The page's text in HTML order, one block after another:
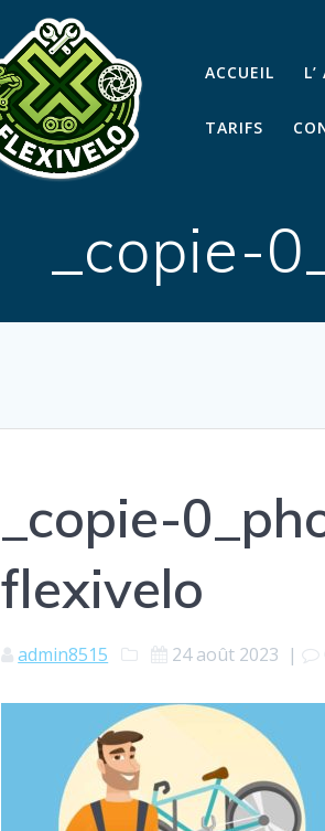
ACCUEIL
TARIFS
_copie-
_copie-
flexivelo
admin8515 24 août 2023 |